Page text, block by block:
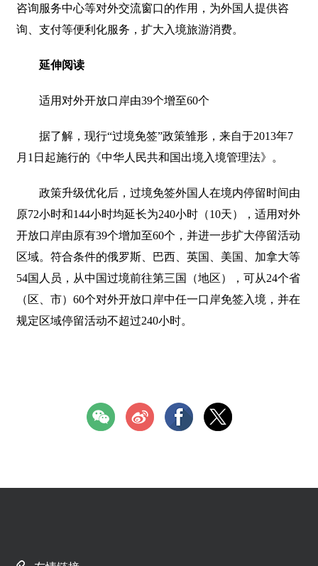
咨询服务中心等对外交流窗口的作用，为外国人提供咨
询、支付等便利化服务，扩大入境旅游消费。
延伸阅读
适用对外开放口岸由39个增至60个
据了解，现行“过境免签”政策雏形，来自于2013年7
月1日起施行的《中华人民共和国出境入境管理法》。
政策升级优化后，过境免签外国人在境内停留时间由
原72小时和144小时均延长为240小时（10天），适用对外
开放口岸由原有39个增加至60个，并进一步扩大停留活动
区域。符合条件的俄罗斯、巴西、英国、美国、加拿大等
54国人员，从中国过境前往第三国（地区），可从24个省
（区、市）60个对外开放口岸中任一口岸免签入境，并在
规定区域停留活动不超过240小时。